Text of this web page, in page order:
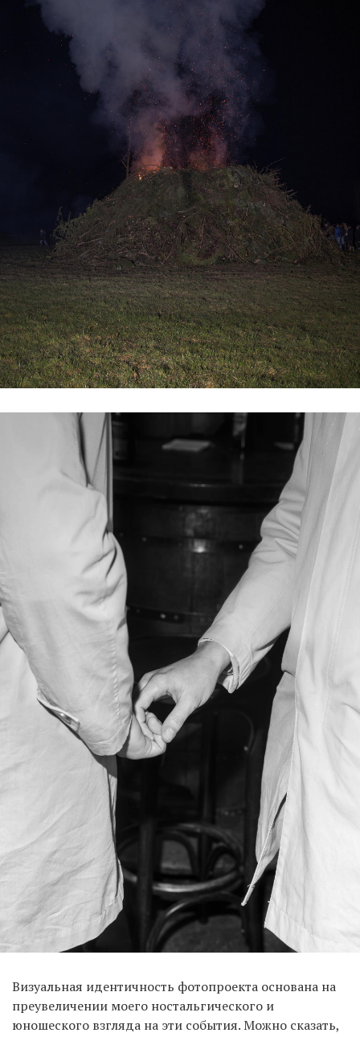
Визуальная идентичность фотопроекта основана на
преувеличении моего ностальгического и
юношеского взгляда на эти события. Можно сказать,